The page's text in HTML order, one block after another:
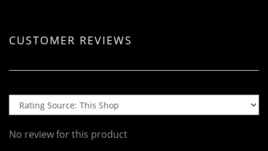
CUSTOMER REVIEWS
No review for this product